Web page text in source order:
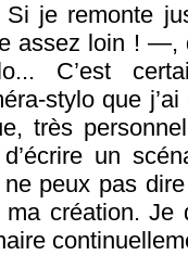
je remonte
assez loin ! —,
C’est
stylo que j’ai
très
un
peux pas
création. Je